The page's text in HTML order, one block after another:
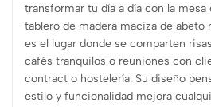
transformar tu día a día con la mesa
tablero de madera maciza de abeto
es el lugar donde se comparten
cafés tranquilos o reuniones con
contract o hostelería. Su diseño
estilo y funcionalidad mejora